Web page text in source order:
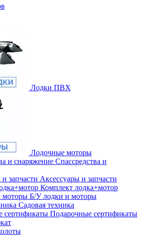
Лодки ПВХ
Лодочные моторы
Спассредства и
Аксессуары и запчасти
Комплект лодка+мотор
Б/У лодки и моторы
Садовая техника
Подарочные сертификаты